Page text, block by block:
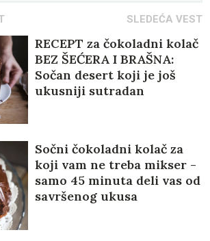
SLEDEĆA VEST
RECEPT za čokoladni kolač
BEZ ŠEĆERA I BRAŠNA:
Sočan desert koji je još
ukusniji sutradan
Sočni čokoladni kolač za
koji vam ne treba mikser -
samo 45 minuta deli vas od
savršenog ukusa